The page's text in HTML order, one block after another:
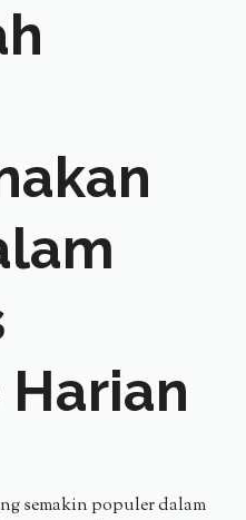
semakin populer dalam